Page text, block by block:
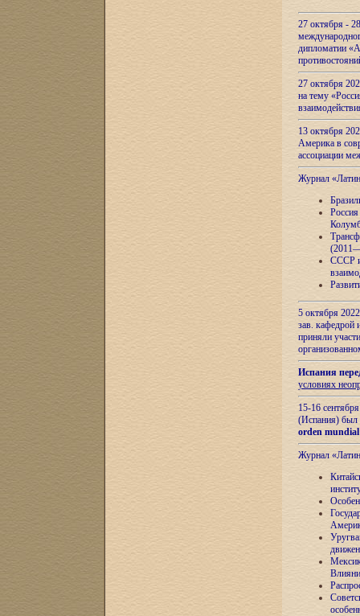
27 октября -
дипломатии
27 октября
на тему
13 октября
Америка в
ассоциации
Журнал
СССР и
5 октября
зав.
приняли
Испания
условиях
15-16
(Испания) был
orden
Журнал